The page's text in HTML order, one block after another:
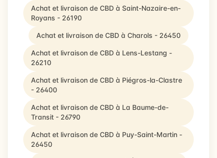
Achat et livraison de CBD à Saint-Nazaire-en-
Royans - 26190
Achat et livraison de CBD à Charols - 26450
Achat et livraison de CBD à Lens-Lestang -
26210
Achat et livraison de CBD à Piégros-la-Clastre
- 26400
Achat et livraison de CBD à La Baume-de-
Transit - 26790
Achat et livraison de CBD à Puy-Saint-Martin -
26450